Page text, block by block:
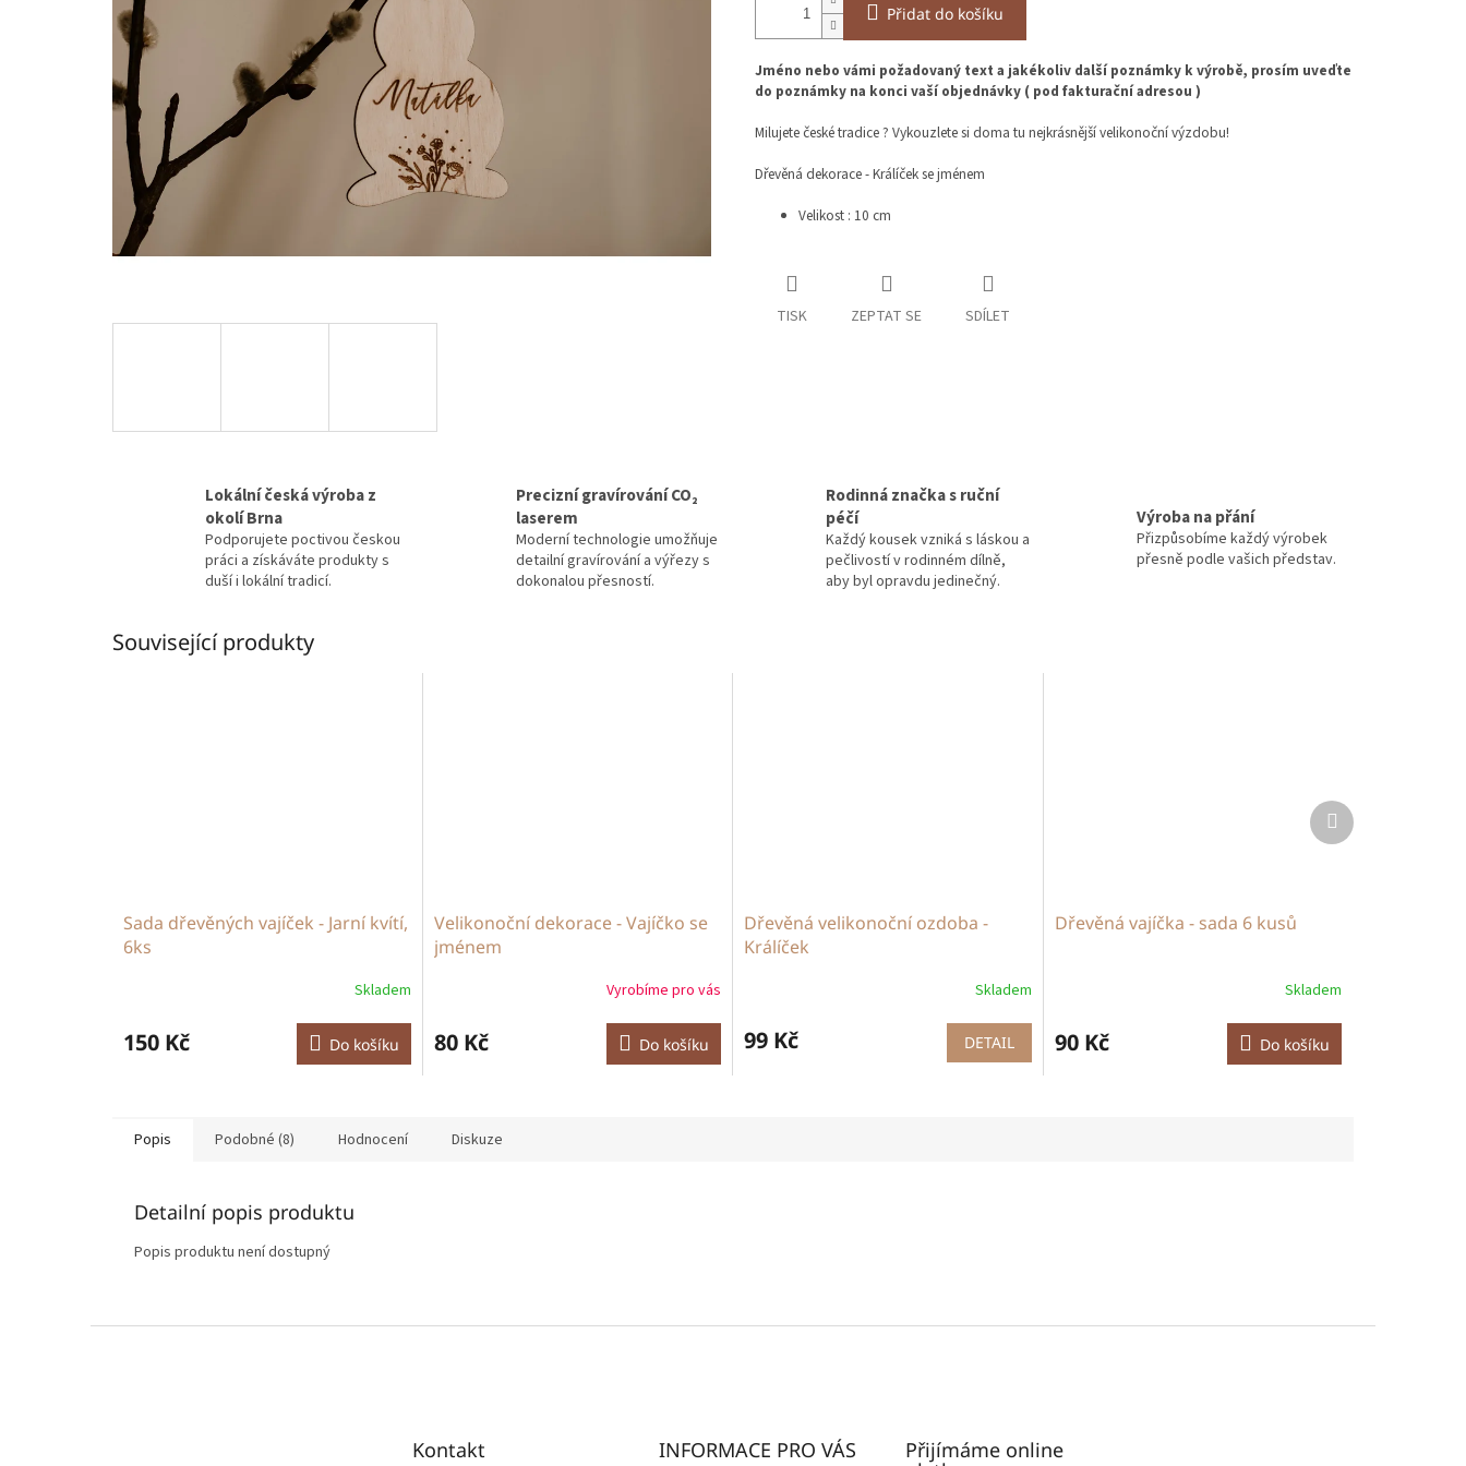
Přidat do košíku
Jméno nebo vámi požadovaný text a jakékoliv další poznámky k výrobě, prosím uveďte
do poznámky na konci vaší objednávky ( pod fakturační adresou )
Milujete české tradice ? Vykouzlete si doma tu nejkrásnější velikonoční výzdobu!
Dřevěná dekorace - Králíček se jménem
Velikost : 10 cm
TISK ZEPTAT SE SDÍLET
Lokální česká výroba z
okolí Brna
Podporujete poctivou českou
práci a získáváte produkty s
duší i lokální tradicí.
Precizní gravírování CO₂
laserem
Moderní technologie umožňuje
detailní gravírování a výřezy s
dokonalou přesností.
Rodinná značka s ruční
péčí
Každý kousek vzniká s láskou a
pečlivostí v rodinném dílně,
aby byl opravdu jedinečný.
Výroba na přání
Přizpůsobíme každý výrobek
přesně podle vašich představ.
Související produkty
Sada dřevěných vajíček - Jarní kvítí,
6ks
Skladem
150 Kč Do košíku
Velikonoční dekorace - Vajíčko se
jménem
Vyrobíme pro vás
80 Kč Do košíku
Dřevěná velikonoční ozdoba -
Králíček
Skladem
99 Kč DETAIL
Dřevěná vajíčka - sada 6 kusů
Skladem
90 Kč Do košíku
Další
produkt
Popis Podobné (8) Hodnocení Diskuze
Detailní popis produktu
Popis produktu není dostupný
Kontakt INFORMACE PRO VÁS Přijímáme online